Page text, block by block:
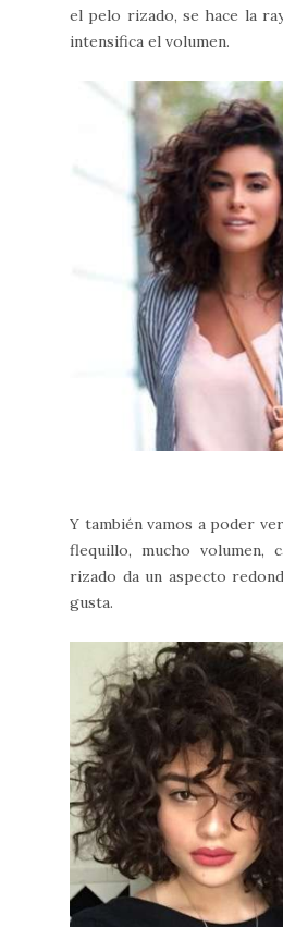
el pelo rizado, se hace la
intensifica el volumen.
Y también vamos a poder
flequillo, mucho volumen,
rizado da un aspecto
gusta.